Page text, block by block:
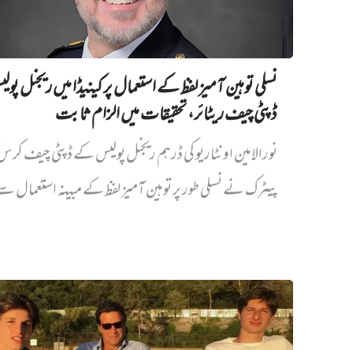
نسلی توہین آمیز لفظ کے استعمال پر کینیڈا میں ریجنل
ڈپٹی چیف ریٹائر، تحقیقات میں الزام ثابت
نورالامین اونٹاریو کی ڈرہم ریجنل پولیس کے ڈپٹی چیف
پیٹرک نے نسلی طور پر توہین آمیز لفظ کے مبینہ